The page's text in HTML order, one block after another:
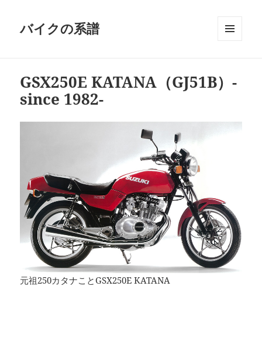
バイクの系譜
GSX250E KATANA（GJ51B）-
since 1982-
元祖250カタナことGSX250E KATANA